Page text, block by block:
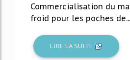
Commercialisation du
froid pour les poches de...
LIRE LA SUITE